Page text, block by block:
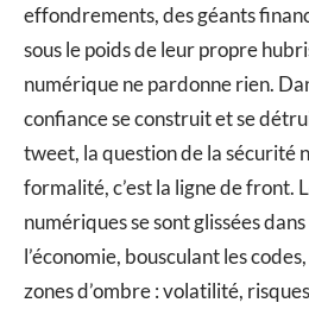
effondrements, des géants
sous le poids de leur propre
numérique ne pardonne rien.
confiance se construit et se
tweet, la question de la sécurité
formalité, c’est la ligne de front.
numériques se sont glissées
l’économie, bousculant les
zones d’ombre : volatilité,